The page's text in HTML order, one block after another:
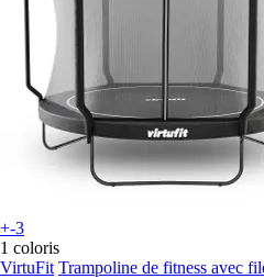
+-3
1 coloris
VirtuFit Trampoline de fitness avec